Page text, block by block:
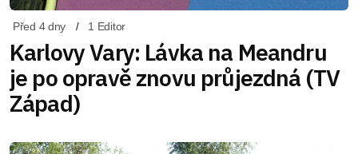
Před 4 dny 1 Editor
Karlovy Vary: Lávka na Meandru
je po opravě znovu průjezdná (TV
Západ)